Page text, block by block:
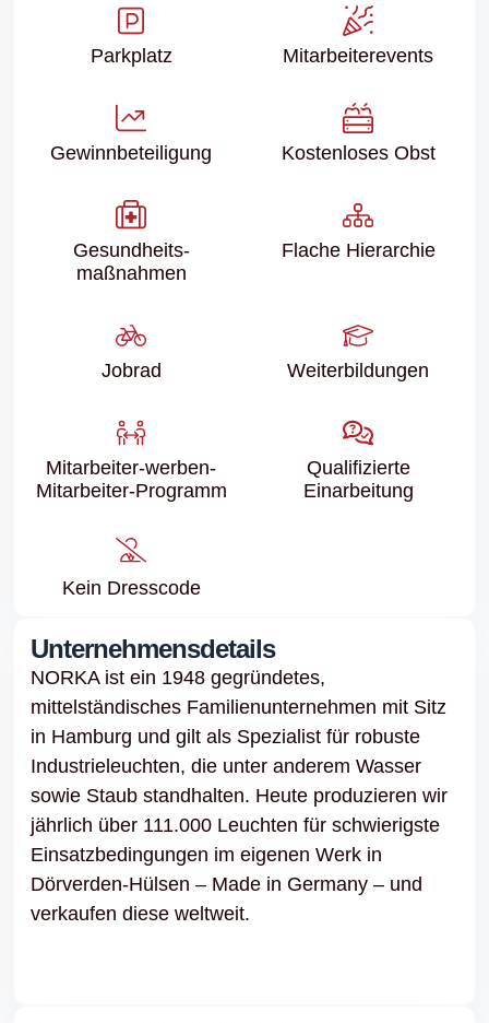
Parkplatz Mitarbeiter­events
Gewinn­beteiligung Kostenloses Obst
Gesundheits­
maßnahmen
Flache Hierarchie
Jobrad Weiter­bildungen
Mitarbeiter-werben-
Mitarbeiter-Programm
Qualifizierte
Einarbeitung
Kein Dresscode
Unternehmensdetails
NORKA ist ein 1948 gegründetes,
mittelständisches Familienunternehmen mit Sitz
in Hamburg und gilt als Spezialist für robuste
Industrieleuchten, die unter anderem Wasser
sowie Staub standhalten. Heute produzieren wir
jährlich über 111.000 Leuchten für schwierigste
Einsatzbedingungen im eigenen Werk in
Dörverden-Hülsen – Made in Germany – und
verkaufen diese weltweit.